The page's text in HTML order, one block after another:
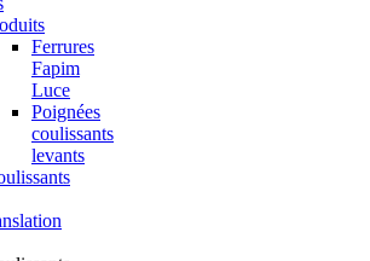
Ferrures
Fapim
Luce
Poignées
coulissants
levants